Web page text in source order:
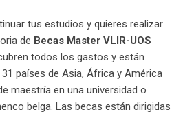
tus estudios y quieres realizar
de Becas Master VLIR-UOS
todos los gastos y están
países de Asia, África y América
maestría en una universidad o
belga. Las becas están dirigidas